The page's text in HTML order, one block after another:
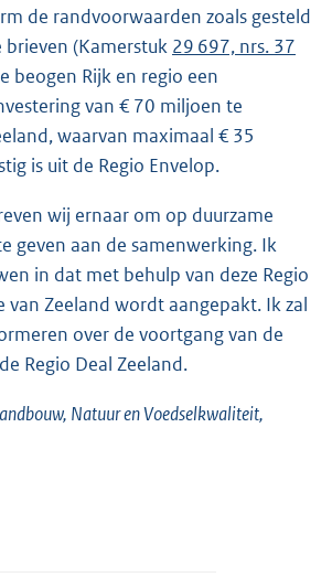
de randvoorwaarden zoals gesteld
(Kamerstuk 29 697, nrs. 37
beogen Rijk en regio een
van € 70 miljoen te
waarvan maximaal € 35
is uit de Regio Envelop.
wij ernaar om op duurzame
geven aan de samenwerking. Ik
in dat met behulp van deze Regio
van Zeeland wordt aangepakt. Ik zal
over de voortgang van de
Regio Deal Zeeland.
Natuur en Voedselkwaliteit,